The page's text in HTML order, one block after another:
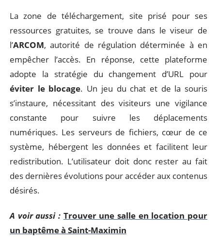
La zone de téléchargement, site prisé pour ses
ressources gratuites, se trouve dans le viseur de
l’ARCOM, autorité de régulation déterminée à en
empêcher l’accès. En réponse, cette plateforme
adopte la stratégie du changement d’URL pour
éviter le blocage. Un jeu du chat et de la souris
s’instaure, nécessitant des visiteurs une vigilance
constante pour suivre les déplacements
numériques. Les serveurs de fichiers, cœur de ce
système, hébergent les données et facilitent leur
redistribution. L’utilisateur doit donc rester au fait
des dernières évolutions pour accéder aux contenus
désirés.
A voir aussi : Trouver une salle en location pour
un baptême à Saint-Maximin